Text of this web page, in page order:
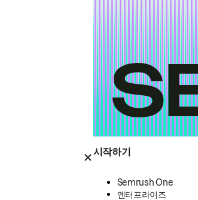
시작하기
Semrush One
엔터프라이즈